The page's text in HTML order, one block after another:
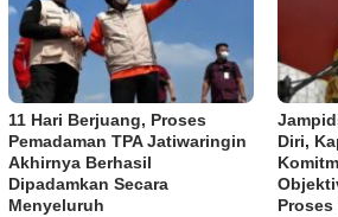
11 Hari Berjuang, Proses
Pemadaman TPA Jatiwaringin
Akhirnya Berhasil
Dipadamkan Secara
Menyeluruh
Diri,
Proses